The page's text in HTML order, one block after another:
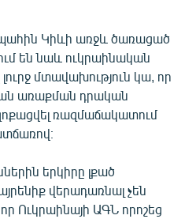
պահին Կիևի առջև ծառացած
են նաև ուկրաինական
լուրջ մտավախություն կա, որ
առաքման դրական
ռազմաճակատում
երկիրը լքած
վերադառնալ չեն
Ուկրաինայի ԱԳՆ որոշեց